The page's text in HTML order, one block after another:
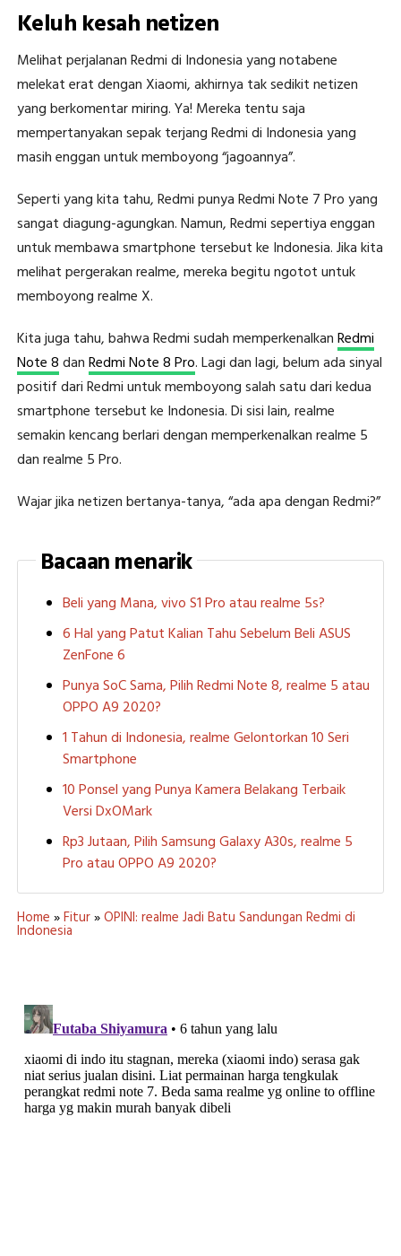
Keluh kesah netizen
Melihat perjalanan Redmi di Indonesia yang notabene
melekat erat dengan Xiaomi, akhirnya tak sedikit netizen
yang berkomentar miring. Ya! Mereka tentu saja
mempertanyakan sepak terjang Redmi di Indonesia yang
masih enggan untuk memboyong “jagoannya”.
Seperti yang kita tahu, Redmi punya Redmi Note 7 Pro yang
sangat diagung-agungkan. Namun, Redmi sepertiya enggan
untuk membawa smartphone tersebut ke Indonesia. Jika kita
melihat pergerakan realme, mereka begitu ngotot untuk
memboyong realme X.
Kita juga tahu, bahwa Redmi sudah memperkenalkanRedmi
Note 8danRedmi Note 8 Pro. Lagi dan lagi, belum ada sinyal
positif dari Redmi untuk memboyong salah satu dari kedua
smartphone tersebut ke Indonesia. Di sisi lain, realme
semakin kencang berlari dengan memperkenalkan realme 5
dan realme 5 Pro.
Wajar jika netizen bertanya-tanya, “ada apa dengan Redmi?”
Bacaan menarik
Beli yang Mana, vivo S1 Pro atau realme 5s?
6 Hal yang Patut Kalian Tahu Sebelum Beli ASUS
ZenFone 6
Punya SoC Sama, Pilih Redmi Note 8, realme 5 atau
OPPO A9 2020?
1 Tahun di Indonesia, realme Gelontorkan 10 Seri
Smartphone
10 Ponsel yang Punya Kamera Belakang Terbaik
Versi DxOMark
Rp3 Jutaan, Pilih Samsung Galaxy A30s, realme 5
Pro atau OPPO A9 2020?
Home »Fitur»OPINI: realme Jadi Batu Sandungan Redmi di
Indonesia